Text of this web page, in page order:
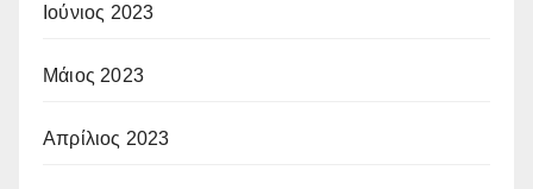
Ιούνιος 2023
Μάιος 2023
Απρίλιος 2023